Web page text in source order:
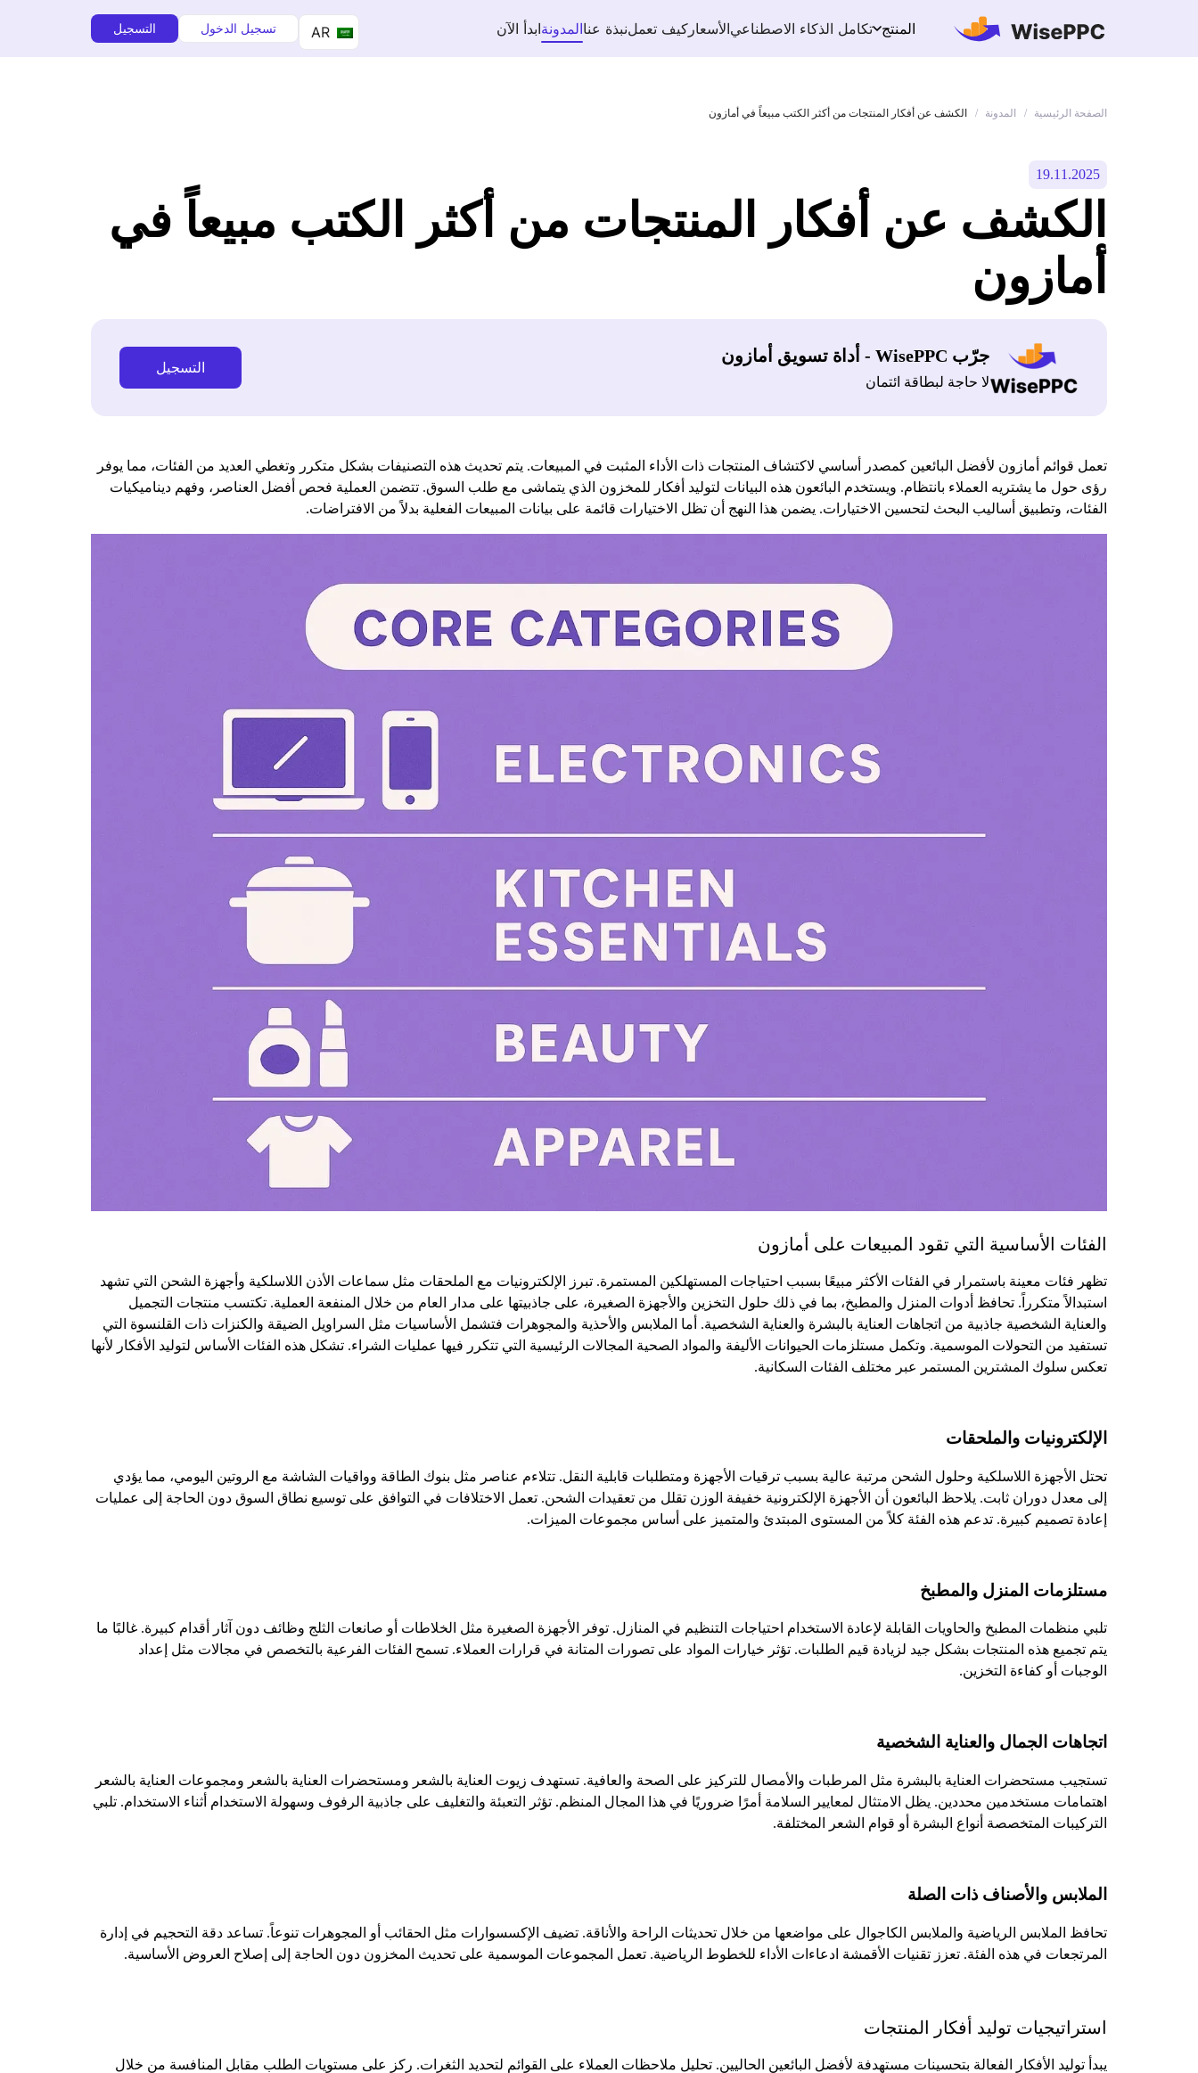
المنتج تكامل الذكاء الاصطناعيالأسعار كيف تعملنبذة عناالمدونةابدأ الآن تسجيل الدخول التسجيل
الصفحة الرئيسية / المدونة / الكشف عن أفكار المنتجات من أكثر الكتب مبيعاً في أمازون
19.11.2025
الكشف عن أفكار المنتجات من أكثر الكتب مبيعاً في
أمازون
جرّب WisePPC - أداة تسويق أمازون
لا حاجة لبطاقة ائتمان
التسجيل
تعمل قوائم أمازون لأفضل البائعين كمصدر أساسي لاكتشاف المنتجات ذات الأداء المثبت في المبيعات. يتم تحديث هذه التصنيفات بشكل متكرر وتغطي العديد من الفئات، مما يوفر
رؤى حول ما يشتريه العملاء بانتظام. ويستخدم البائعون هذه البيانات لتوليد أفكار للمخزون الذي يتماشى مع طلب السوق. تتضمن العملية فحص أفضل العناصر، وفهم ديناميكيات
الفئات، وتطبيق أساليب البحث لتحسين الاختيارات. يضمن هذا النهج أن تظل الاختيارات قائمة على بيانات المبيعات الفعلية بدلاً من الافتراضات.
الفئات الأساسية التي تقود المبيعات على أمازون
تظهر فئات معينة باستمرار في الفئات الأكثر مبيعًا بسبب احتياجات المستهلكين المستمرة. تبرز الإلكترونيات مع الملحقات مثل سماعات الأذن اللاسلكية وأجهزة الشحن التي تشهد
استبدالاً متكرراً. تحافظ أدوات المنزل والمطبخ، بما في ذلك حلول التخزين والأجهزة الصغيرة، على جاذبيتها على مدار العام من خلال المنفعة العملية. تكتسب منتجات التجميل
والعناية الشخصية جاذبية من اتجاهات العناية بالبشرة والعناية الشخصية. أما الملابس والأحذية والمجوهرات فتشمل الأساسيات مثل السراويل الضيقة والكنزات ذات القلنسوة التي
تستفيد من التحولات الموسمية. وتكمل مستلزمات الحيوانات الأليفة والمواد الصحية المجالات الرئيسية التي تتكرر فيها عمليات الشراء. تشكل هذه الفئات الأساس لتوليد الأفكار لأنها
تعكس سلوك المشترين المستمر عبر مختلف الفئات السكانية.
الإلكترونيات والملحقات
تحتل الأجهزة اللاسلكية وحلول الشحن مرتبة عالية بسبب ترقيات الأجهزة ومتطلبات قابلية النقل. تتلاءم عناصر مثل بنوك الطاقة وواقيات الشاشة مع الروتين اليومي، مما يؤدي
إلى معدل دوران ثابت. يلاحظ البائعون أن الأجهزة الإلكترونية خفيفة الوزن تقلل من تعقيدات الشحن. تعمل الاختلافات في التوافق على توسيع نطاق السوق دون الحاجة إلى عمليات
إعادة تصميم كبيرة. تدعم هذه الفئة كلاً من المستوى المبتدئ والمتميز على أساس مجموعات الميزات.
مستلزمات المنزل والمطبخ
تلبي منظمات المطبخ والحاويات القابلة لإعادة الاستخدام احتياجات التنظيم في المنازل. توفر الأجهزة الصغيرة مثل الخلاطات أو صانعات الثلج وظائف دون آثار أقدام كبيرة. غالبًا ما
يتم تجميع هذه المنتجات بشكل جيد لزيادة قيم الطلبات. تؤثر خيارات المواد على تصورات المتانة في قرارات العملاء. تسمح الفئات الفرعية بالتخصص في مجالات مثل إعداد
الوجبات أو كفاءة التخزين.
اتجاهات الجمال والعناية الشخصية
تستجيب مستحضرات العناية بالبشرة مثل المرطبات والأمصال للتركيز على الصحة والعافية. تستهدف زيوت العناية بالشعر ومستحضرات العناية بالشعر ومجموعات العناية بالشعر
اهتمامات مستخدمين محددين. يظل الامتثال لمعايير السلامة أمرًا ضروريًا في هذا المجال المنظم. تؤثر التعبئة والتغليف على جاذبية الرفوف وسهولة الاستخدام أثناء الاستخدام. تلبي
التركيبات المتخصصة أنواع البشرة أو قوام الشعر المختلفة.
الملابس والأصناف ذات الصلة
تحافظ الملابس الرياضية والملابس الكاجوال على مواضعها من خلال تحديثات الراحة والأناقة. تضيف الإكسسوارات مثل الحقائب أو المجوهرات تنوعاً. تساعد دقة التحجيم في إدارة
المرتجعات في هذه الفئة. تعزز تقنيات الأقمشة ادعاءات الأداء للخطوط الرياضية. تعمل المجموعات الموسمية على تحديث المخزون دون الحاجة إلى إصلاح العروض الأساسية.
استراتيجيات توليد أفكار المنتجات
يبدأ توليد الأفكار الفعالة بتحسينات مستهدفة لأفضل البائعين الحاليين. تحليل ملاحظات العملاء على القوائم لتحديد الثغرات. ركز على مستويات الطلب مقابل المنافسة من خلال